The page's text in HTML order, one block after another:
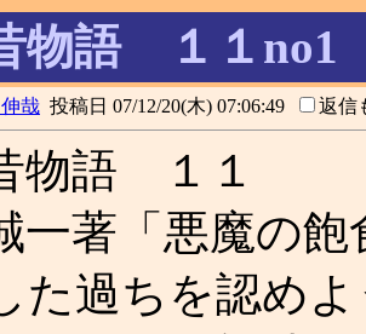
物語 １１no1
哉 投稿日 07/12/20(木) 07:06:49 返信
物語 １１
著「悪魔の飽
た過ちを認め